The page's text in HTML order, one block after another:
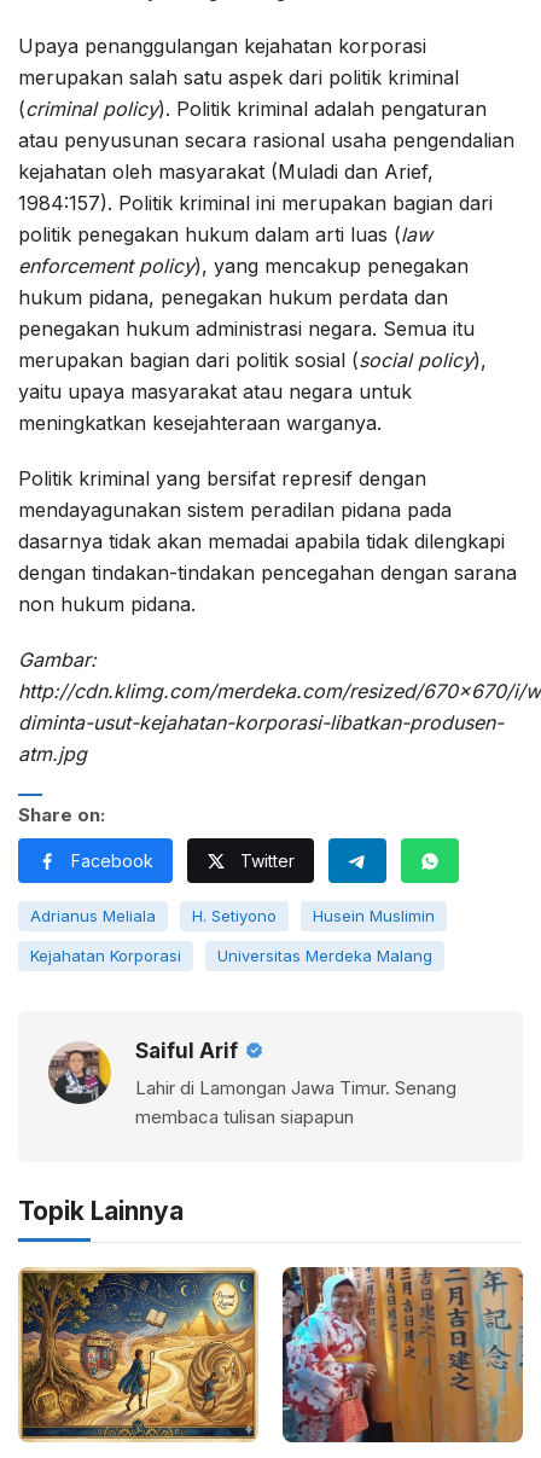
Upaya penanggulangan kejahatan korporasi
merupakan salah satu aspek dari politik kriminal
(criminal policy). Politik kriminal adalah pengaturan
atau penyusunan secara rasional usaha pengendalian
kejahatan oleh masyarakat (Muladi dan Arief,
1984:157). Politik kriminal ini merupakan bagian dari
politik penegakan hukum dalam arti luas (law
enforcement policy), yang mencakup penegakan
hukum pidana, penegakan hukum perdata dan
penegakan hukum administrasi negara. Semua itu
merupakan bagian dari politik sosial (social policy),
yaitu upaya masyarakat atau negara untuk
meningkatkan kesejahteraan warganya.
Politik kriminal yang bersifat represif dengan
mendayagunakan sistem peradilan pidana pada
dasarnya tidak akan memadai apabila tidak dilengkapi
dengan tindakan-tindakan pencegahan dengan sarana
non hukum pidana.
Gambar:
http://cdn.klimg.com/merdeka.com/resized/670×670/i/
diminta-usut-kejahatan-korporasi-libatkan-produsen-
atm.jpg
Share on:
Facebook Twitter
Adrianus Meliala H. Setiyono Husein Muslimin
Kejahatan Korporasi Universitas Merdeka Malang
Saiful Arif
Lahir di Lamongan Jawa Timur. Senang
membaca tulisan siapapun
Topik Lainnya